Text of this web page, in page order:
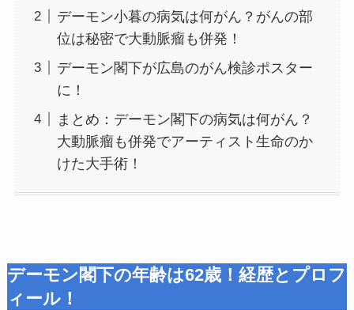
デーモン小暮の病気は何がん？がんの部
位は秘密で大動脈瘤も併発！
デーモン閣下が広島のがん検診ポスター
に！
まとめ：デーモン閣下の病気は何がん？
大動脈瘤も併発でアーティスト生命のか
けた大手術！
デーモン閣下の年齢は62歳！経歴とプロフ
ィール！